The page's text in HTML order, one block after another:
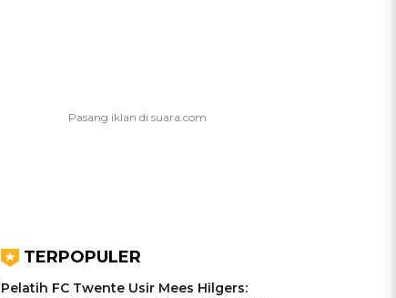
TERPOPULER
Pelatih FC Twente Usir Mees Hilgers: